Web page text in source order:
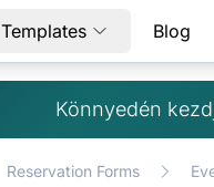
Templates Blog
Könnyedén
Reservation Forms